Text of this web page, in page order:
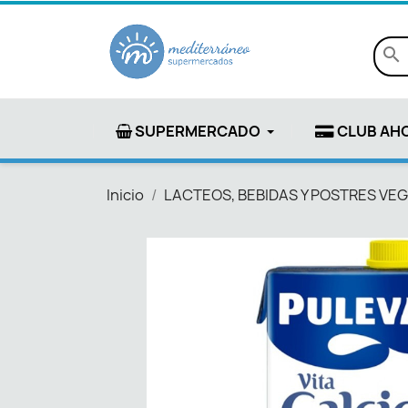
search
SUPERMERCADO CLUB
Inicio LACTEOS, BEBIDAS Y POSTRES